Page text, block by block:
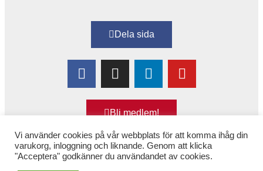
Dela sida
Bli medlem!
Vi använder cookies på vår webbplats för att komma ihåg din
varukorg, inloggning och liknande. Genom att klicka
"Acceptera" godkänner du användandet av cookies.